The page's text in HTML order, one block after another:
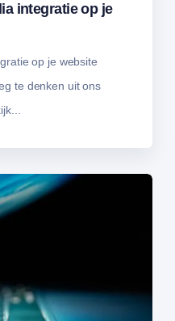
integratie op je
op je website
te denken uit ons